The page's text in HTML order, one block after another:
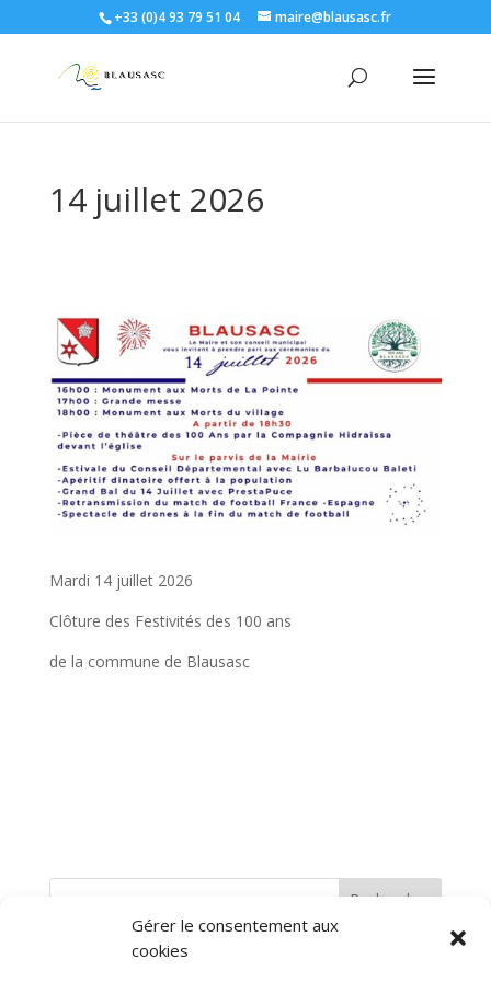
Gérer le consentement aux
cookies
+33 (0)4 93 79 51 04 maire@blausasc.fr
14 juillet 2026
Mardi 14 juillet 2026
Clôture des Festivités des 100 ans
de la commune de Blausasc
Rechercher